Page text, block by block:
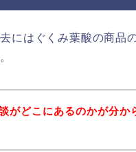
にはぐくみ葉酸の商品
がどこにあるのかが分か